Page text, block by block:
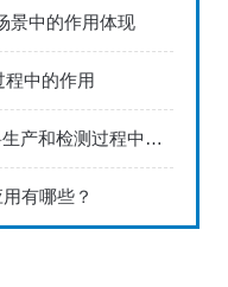
景中的作用体现
程中的作用
NOVO-GLOSS光泽仪在涂料生产和检测过程中的应用
有哪些？